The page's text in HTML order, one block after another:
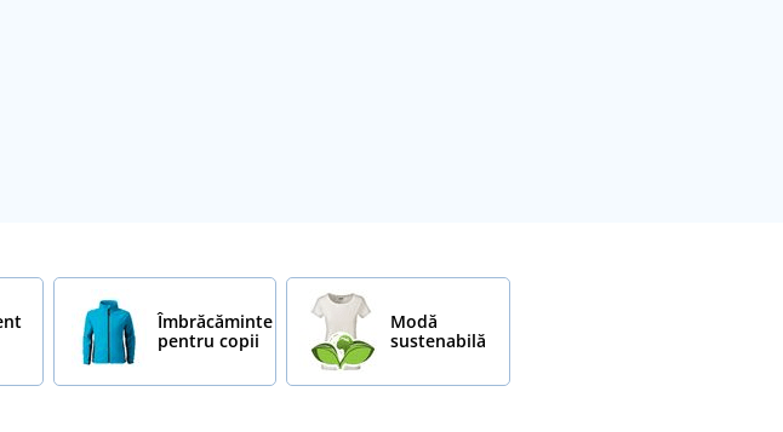
Îmbrăcăminte
pentru copii
Modă
sustenabilă